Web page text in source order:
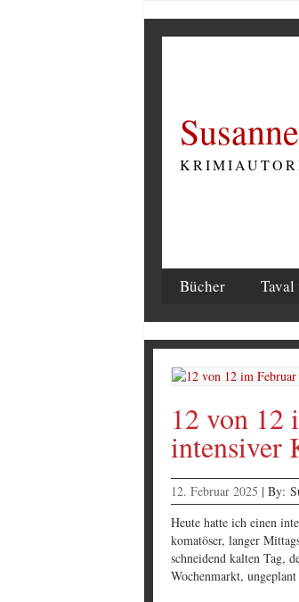
Bücher
12 von 12
intensiver
12. Februar 2025 | By:
Heute hatte ich einen
komatöser, langer
schneidend kalten Tag,
Wochenmarkt,